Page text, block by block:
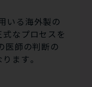
いる海外製の
式なプロセスを
医師の判断の
ます。